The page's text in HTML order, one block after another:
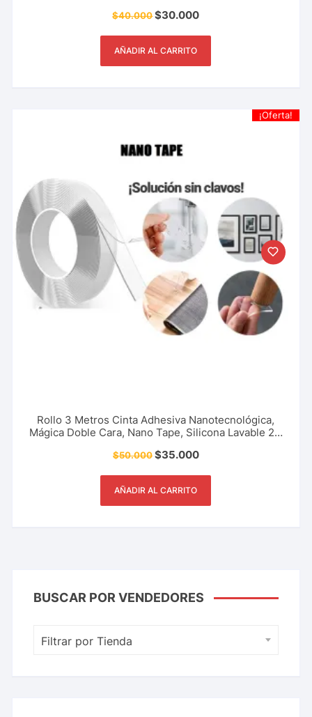
$40.000$30.000
AÑADIR AL CARRITO
¡Oferta!
Rollo 3 Metros Cinta Adhesiva Nanotecnológica,
Mágica Doble Cara, Nano Tape, Silicona Lavable 2 x
$50.000$35.000
AÑADIR AL CARRITO
BUSCAR POR VENDEDORES
Filtrar por Tienda